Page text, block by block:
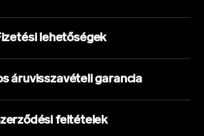
lehetőségek
áruvisszavételi garancia
feltételek